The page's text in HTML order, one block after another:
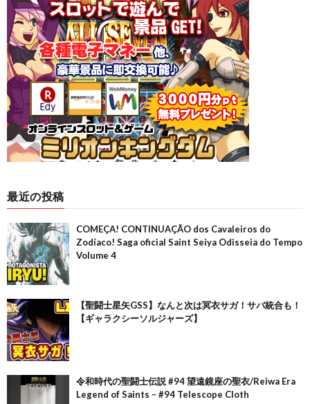
最近の投稿
COMEÇA! CONTINUAÇÃO dos Cavaleiros do
Zodíaco! Saga oficial Saint Seiya Odisseia do Tempo
Volume 4
【聖闘士星矢GSS】なんと次は冥衣サガ！サバ統合も！
【ギャラクシーソルジャーズ】
令和時代の聖闘士伝説 #94 望遠鏡座の聖衣/Reiwa Era
Legend of Saints – #94 Telescope Cloth